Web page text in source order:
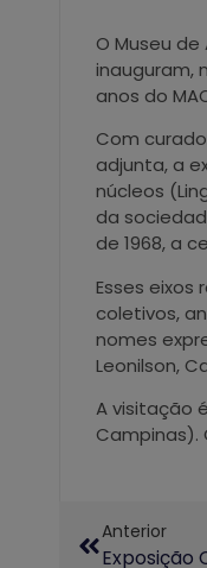
O Museu
inauguram,
anos do
Com
adjunta, a
núcleos
da
de 1968, a
Esses
coletivos,
nomes
Leonilson,
A visitação
Campinas).
Anterior